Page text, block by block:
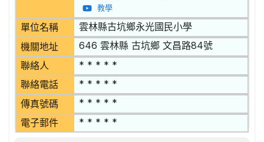
教學
單位名稱 雲林縣古坑鄉永光國民小學
機關地址 646 雲林縣 古坑鄉 文昌路84號
聯絡人 * * * * *
聯絡電話 * * * * *
傳真號碼 * * * * *
電子郵件 * * * * *